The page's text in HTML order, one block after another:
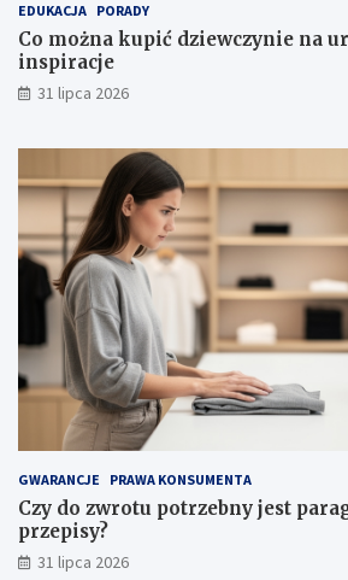
i
e
n
a
u
o
d
z
n
y
e
k
e
i
n
s
p
i
e
s
t
p
a
a
g
o
–
c
w
i
r
z
e
p
i
s
EDUKACJA PORADY
Co można kupić dziewczynie na
inspiracje
31 lipca 2026
GWARANCJE PRAWA KONSUMENTA
Czy do zwrotu potrzebny jest
przepisy?
31 lipca 2026